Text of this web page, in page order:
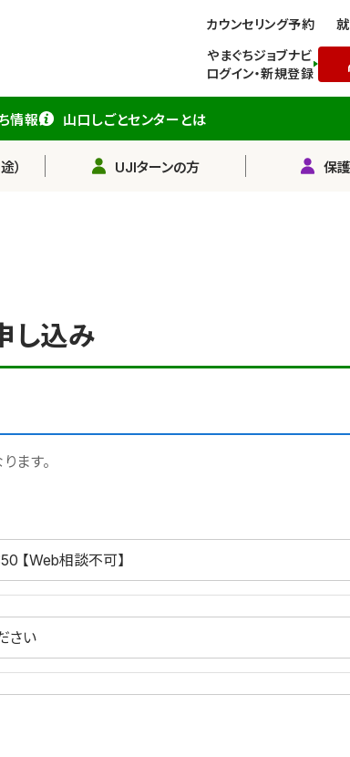
カウンセリング予約
やまぐちジョブナビ
ログイン・新規登録
情報 山口しごとセンターとは
） UJIターンの方 保
し込み
ます。